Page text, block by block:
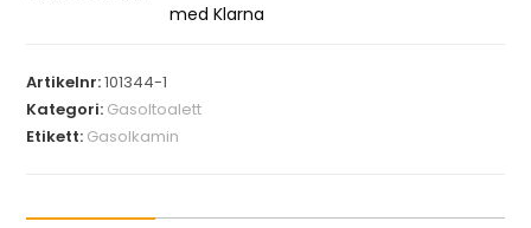
m
l
med Klarna
Artikelnr:101344-1
Kategori: Gasoltoalett
Etikett: Gasolkamin